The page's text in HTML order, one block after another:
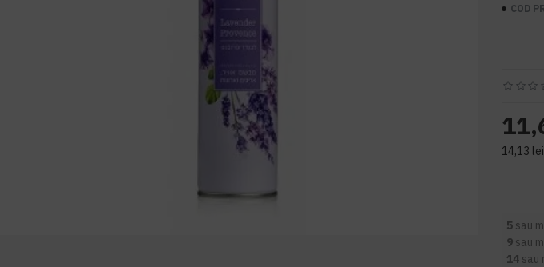
COD
14,13 lei
5 sau
9 sau
14 sau